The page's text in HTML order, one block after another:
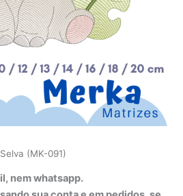
(MK-091)
nem whatsapp.